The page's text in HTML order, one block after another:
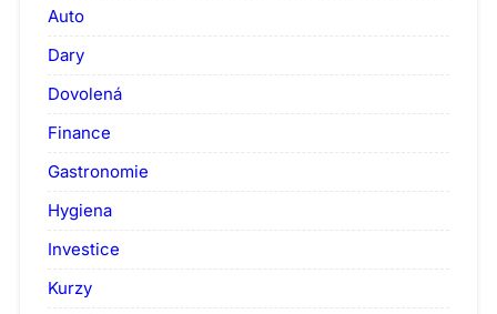
Auto
Dary
Dovolená
Finance
Gastronomie
Hygiena
Investice
Kurzy